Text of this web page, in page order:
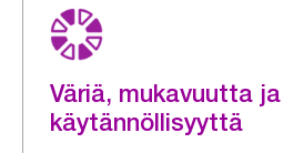
Väriä, mukavuutta ja
käytännöllisyyttä